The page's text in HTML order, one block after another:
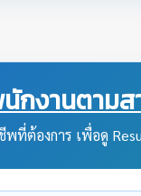
กงานตาม
พที่ต้องการ เพื่อดู